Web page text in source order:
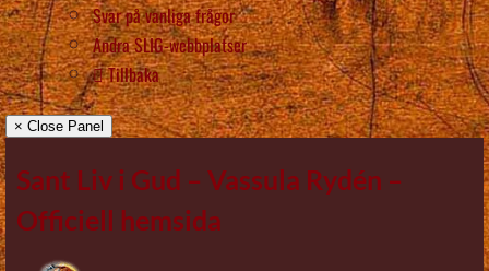
Svar på vanliga frågor
Andra SLIG-webbplatser
Tillbaka
× Close Panel
Sant Liv i Gud – Vassula Rydén –
Officiell hemsida